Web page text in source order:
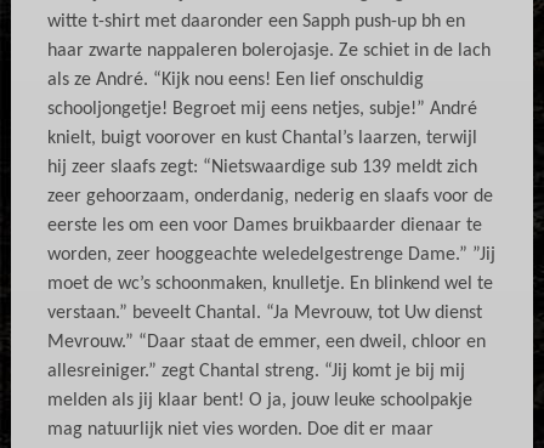
witte t-shirt met daaronder een Sapph push-up bh en
haar zwarte nappaleren bolerojasje. Ze schiet in de lach
als ze André. “Kijk nou eens! Een lief onschuldig
schooljongetje! Begroet mij eens netjes, subje!” André
knielt, buigt voorover en kust Chantal’s laarzen, terwijl
hij zeer slaafs zegt: “Nietswaardige sub 139 meldt zich
zeer gehoorzaam, onderdanig, nederig en slaafs voor de
eerste les om een voor Dames bruikbaarder dienaar te
worden, zeer hooggeachte weledelgestrenge Dame.” ”Jij
moet de wc’s schoonmaken, knulletje. En blinkend wel te
verstaan.” beveelt Chantal. “Ja Mevrouw, tot Uw dienst
Mevrouw.” “Daar staat de emmer, een dweil, chloor en
allesreiniger.” zegt Chantal streng. “Jij komt je bij mij
melden als jij klaar bent! O ja, jouw leuke schoolpakje
mag natuurlijk niet vies worden. Doe dit er maar